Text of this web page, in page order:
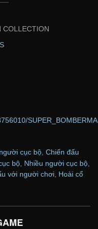
COLLECTION
cục bộ, Chiến đấu
bộ Nhiều người cục bộ
với người chơi Hoài cổ